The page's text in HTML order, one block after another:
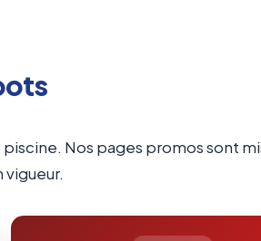
Nos pages promos sont